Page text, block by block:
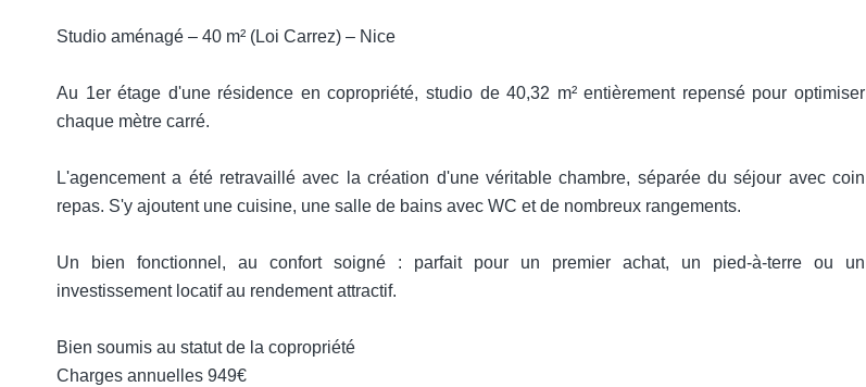
Studio aménagé – 40 m² (Loi Carrez) – Nice
Au 1er étage d'une résidence en copropriété, studio de 40,32 m² entièrement repensé pour optimiser
chaque mètre carré.
L'agencement a été retravaillé avec la création d'une véritable chambre, séparée du séjour avec coin
repas. S'y ajoutent une cuisine, une salle de bains avec WC et de nombreux rangements.
Un bien fonctionnel, au confort soigné : parfait pour un premier achat, un pied-à-terre ou un
investissement locatif au rendement attractif.
Bien soumis au statut de la copropriété
Charges annuelles 949€